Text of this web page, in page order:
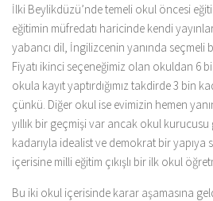
İlki Beylikdüzü’nde temeli okul öncesi
eğitimin müfredatı haricinde kendi
yabancı dil, İngilizcenin yanında seçmeli
Fiyatı ikinci seçeneğimiz olan okuldan 6
okula kayıt yaptırdığımız takdirde 3 bin
çünkü. Diğer okul ise evimizin hemen
yıllık bir geçmişi var ancak okul
kadarıyla idealist ve demokrat bir yapıya
içerisine milli eğitim çıkışlı bir ilk okul
Bu iki okul içerisinde karar aşamasına